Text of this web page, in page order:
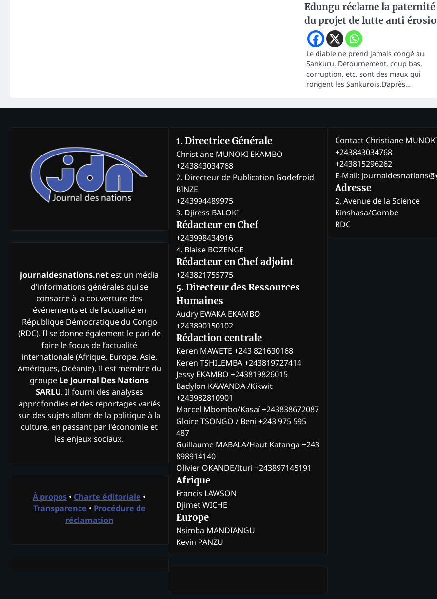
Edungu réclame la paternité
du projet de lutte anti
Le diable ne prend jamais congé au
Sankuru. Détournement, coup bas,
corruption, etc. sont des maux qui
rongent les Sankurois.D’après…
journaldesnations.net est un média
d'informations générales qui se
consacre à la couverture des
événements et de l’actualité en
République Démocratique du Congo
(RDC). Il se donne également le pari de
faire le focus de l’actualité
internationale (Afrique, Europe, Asie,
Amériques, Océanie). Il est membre du
groupe Le Journal Des Nations
SARLU. Il fourni des analyses
approfondies et des reportages variés
sur des sujets allant de la politique à la
culture, en passant par l'économie et
les enjeux sociaux.
À propos • Charte éditoriale •
Transparence • Procédure de
réclamation
1. Directrice Générale
Christiane MUNOKI EKAMBO
+243843034768
2. Directeur de Publication Godefroid
BINZE
+243994489975
3. Djiress BALOKI
Rédacteur en Chef
+243998434916
4. Blaise BOZENGE
Rédacteur en Chef adjoint
+243821755775
5. Directeur des Ressources
Humaines
Audry EWAKA EKAMBO
+243890150102
Rédaction centrale
Keren MAWETE +243 821630168
Keren TSHILEMBA +243819727414
Jessy EKAMBO +243819826015
Badylon KAWANDA /Kikwit
+243982810901
Marcel Mbombo/Kasaï +243838672087
Gloire TSONGO / Beni +243 975 595
487
Guillaume MABALA/Haut Katanga +243
898914140
Olivier OKANDE/Ituri +243897145191
Afrique
Francis LAWSON
Djimet WICHE
Europe
Nsimba MANDIANGU
Kevin PANZU
Contact Christiane
+243843034768
+243815296262
E-Mail:
Adresse
2, Avenue de la Science
Kinshasa/Gombe
RDC